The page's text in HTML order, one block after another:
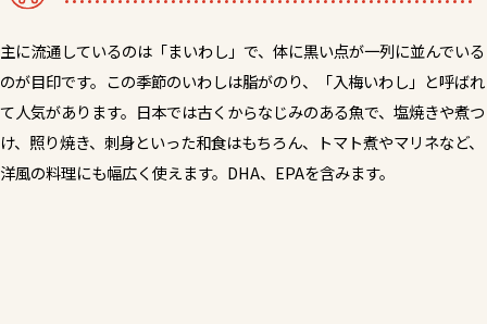
主に流通しているのは「まいわし」で、体に黒い点が一列に並んでいる
のが目印です。この季節のいわしは脂がのり、「入梅いわし」と呼ばれ
て人気があります。日本では古くからなじみのある魚で、塩焼きや煮つ
け、照り焼き、刺身といった和食はもちろん、トマト煮やマリネなど、
洋風の料理にも幅広く使えます。DHA、EPAを含みます。